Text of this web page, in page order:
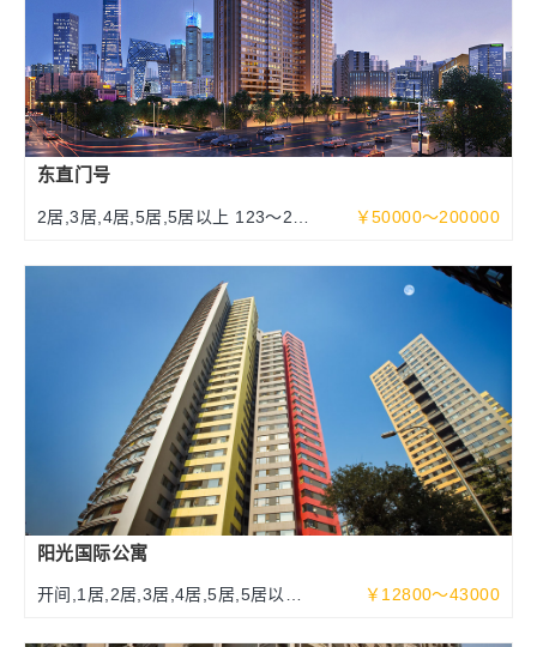
东直门号
2居,3居,4居,5居,5居以上 123～252
￥50000～200000
阳光国际公寓
开间,1居,2居,3居,4居,5居,5居以上
￥12800～43000